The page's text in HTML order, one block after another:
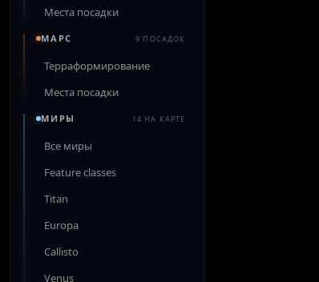
Места посадки
МАРС 9 ПОСАДОК
Терраформирование
Места посадки
МИРЫ 14 НА КАРТЕ
Все миры
Feature classes
Titan
Europa
Callisto
Venus